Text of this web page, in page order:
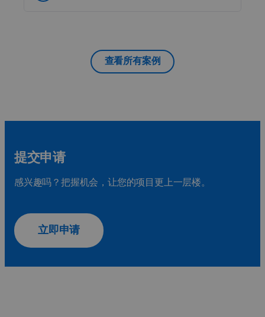
查看所有案例
提交申请
感兴趣吗？把握机会，让您的项目更上一层楼。
立即申请